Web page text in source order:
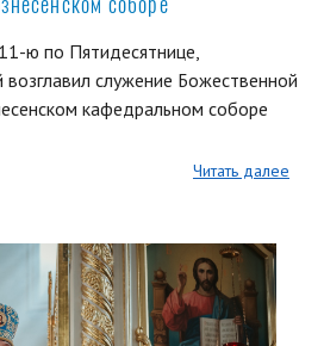
ю по Пятидесятнице,
служение Божественной
кафедральном соборе
Читать далее